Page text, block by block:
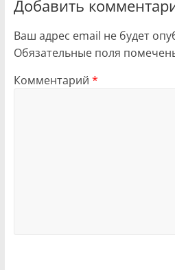
Добавить
Ваш адрес email не будет
Обязательные поля
Комментарий *